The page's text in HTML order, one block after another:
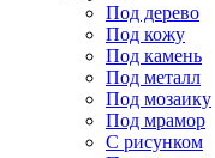
Под дерево
Под кожу
Под камень
Под металл
Под мозаику
Под мрамор
С рисунком